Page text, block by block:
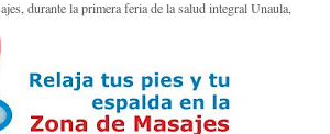
durante la primera feria de la salud integral Unaula,